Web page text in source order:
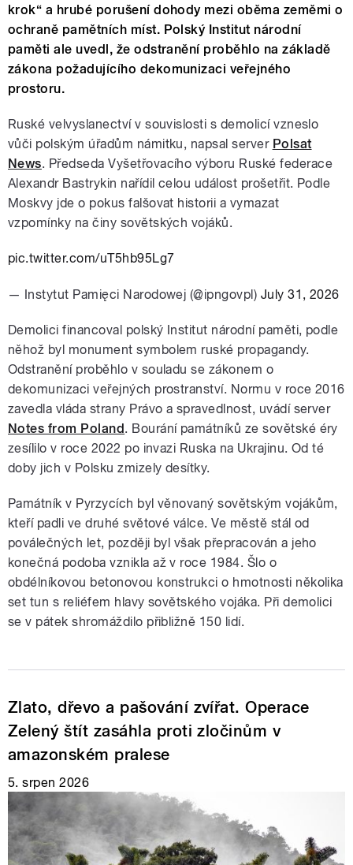
krok“ a hrubé porušení dohody mezi oběma zeměmi o
ochraně pamětních míst. Polský Institut národní
paměti ale uvedl, že odstranění proběhlo na základě
zákona požadujícího dekomunizaci veřejného
prostoru.
Ruské velvyslanectví v souvislosti s demolicí vzneslo
vůči polským úřadům námitku, napsal server Polsat
News. Předseda Vyšetřovacího výboru Ruské federace
Alexandr Bastrykin nařídil celou událost prošetřit. Podle
Moskvy jde o pokus falšovat historii a vymazat
vzpomínky na činy sovětských vojáků.
pic.twitter.com/uT5hb95Lg7
— Instytut Pamięci Narodowej (@ipngovpl) July 31, 2026
Demolici financoval polský Institut národní paměti, podle
něhož byl monument symbolem ruské propagandy.
Odstranění proběhlo v souladu se zákonem o
dekomunizaci veřejných prostranství. Normu v roce 2016
zavedla vláda strany Právo a spravedlnost, uvádí server
Notes from Poland. Bourání památníků ze sovětské éry
zesílilo v roce 2022 po invazi Ruska na Ukrajinu. Od té
doby jich v Polsku zmizely desítky.
Památník v Pyrzycích byl věnovaný sovětským vojákům,
kteří padli ve druhé světové válce. Ve městě stál od
poválečných let, později byl však přepracován a jeho
konečná podoba vznikla až v roce 1984. Šlo o
obdélníkovou betonovou konstrukci o hmotnosti několika
set tun s reliéfem hlavy sovětského vojáka. Při demolici
se v pátek shromáždilo přibližně 150 lidí.
Zlato, dřevo a pašování zvířat. Operace
Zelený štít zasáhla proti zločinům v
amazonském pralese
5. srpen 2026